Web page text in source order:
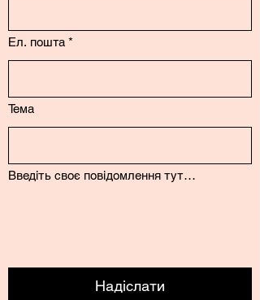
Ел. пошта *
Тема
Введіть своє повідомлення тут…
Надіслати